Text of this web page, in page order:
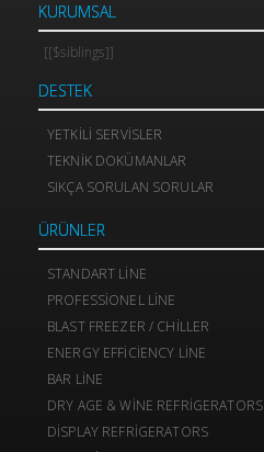
KURUMSAL
[[$siblings]]
DESTEK
YETKILI SERVISLER
TEKNIK DOKÜMANLAR
SIKÇA SORULAN SORULAR
ÜRÜNLER
STANDART LINE
PROFESSIONEL LINE
BLAST FREEZER / CHILLER
ENERGY EFFICIENCY LINE
BAR LINE
DRY AGE & WINE REFRIGERATORS
DISPLAY REFRIGERATORS